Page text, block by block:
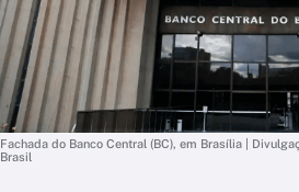
Fachada do Banco Central (BC), em Brasília |
Brasil